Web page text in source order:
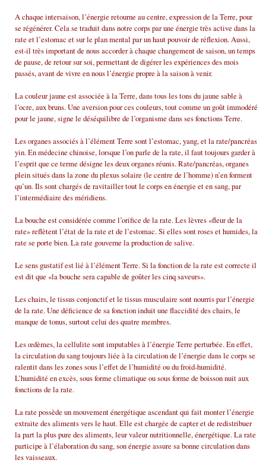
A chaque intersaison, l’énergie retourne au centre, expression de la Terre, pour
se régénérer. Cela se traduit dans notre corps par une énergie très active dans la
rate et l’estomac et sur le plan mental par un haut pouvoir de réflexion. Aussi,
est-il très important de nous accorder à chaque changement de saison, un temps
de pause, de retour sur soi, permettant de digérer les expériences des mois
passés, avant de vivre en nous l’énergie propre à la saison à venir.
La couleur jaune est associée à la Terre, dans tous les tons du jaune sable à
l’ocre, aux bruns. Une aversion pour ces couleurs, tout comme un goût immodéré
pour le jaune, signe le déséquilibre de l’organisme dans ses fonctions Terre.
Les organes associés à l’élément Terre sont l’estomac, yang, et la rate/pancréas
yin. En médecine chinoise, lorsque l’on parle de la rate, il faut toujours garder à
l’esprit que ce terme désigne les deux organes réunis. Rate/pancréas, organes
plein situés dans la zone du plexus solaire (le centre de l’homme) n’en forment
qu’un. Ils sont chargés de ravitailler tout le corps en énergie et en sang, par
l’intermédiaire des méridiens.
La bouche est considérée comme l’orifice de la rate. Les lèvres «fleur de la
rate» reflètent l’état de la rate et de l’estomac. Si elles sont roses et humides, la
rate se porte bien. La rate gouverne la production de salive.
Le sens gustatif est lié à l’élément Terre. Si la fonction de la rate est correcte il
est dit que «la bouche sera capable de goûter les cinq saveurs».
Les chairs, le tissus conjonctif et le tissus musculaire sont nourris par l’énergie
de la rate. Une déficience de sa fonction induit une flaccidité des chairs, le
manque de tonus, surtout celui des quatre membres.
Les œdèmes, la cellulite sont imputables à l’énergie Terre perturbée. En effet,
la circulation du sang toujours liée à la circulation de l’énergie dans le corps se
ralentit dans les zones sous l’effet de l’humidité ou du froid-humidité.
L’humidité en excès, sous forme climatique ou sous forme de boisson nuit aux
fonctions de la rate.
La rate possède un mouvement énergétique ascendant qui fait monter l’énergie
extraite des aliments vers le haut. Elle est chargée de capter et de redistribuer
la part la plus pure des aliments, leur valeur nutritionnelle, énergétique. La rate
participe à l’élaboration du sang, son énergie assure sa bonne circulation dans
les vaisseaux.